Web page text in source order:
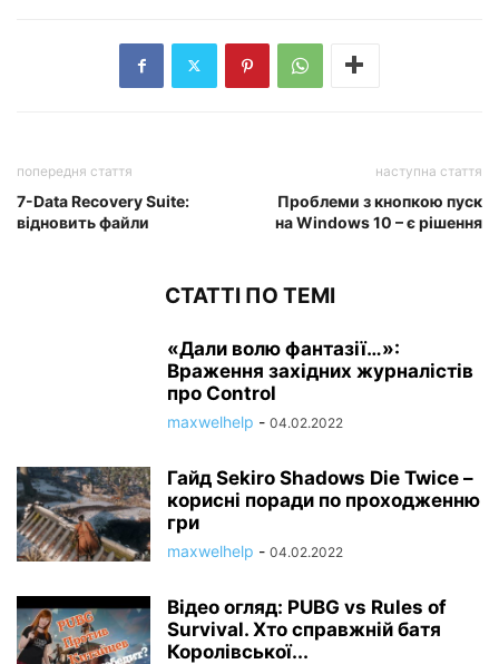
попередня стаття
7-Data Recovery Suite:
відновить файли
наступна стаття
Проблеми з кнопкою пуск
на Windows 10 – є рішення
СТАТТІ ПО ТЕМІ
«Дали волю фантазії…»:
Враження західних журналістів
про Control
maxwelhelp - 04.02.2022
Гайд Sekiro Shadows Die Twice –
корисні поради по проходженню
гри
maxwelhelp - 04.02.2022
Відео огляд: PUBG vs Rules of
Survival. Хто справжній батя
Королівської...